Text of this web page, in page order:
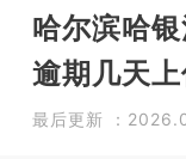
哈尔滨哈
逾期几天上
最后更新 ：